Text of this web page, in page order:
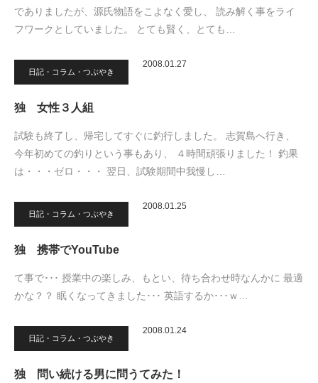
でありましたが、源氏物語をこよなく愛し、 読み解く事をライ
フワークとしていました。 とても賢く、とても…
日記・コラム・つぶやき
2008.01.27
独 女性３人組
試験も終了し、帰宅してすぐに釣行しました。 志賀島へ行き、
今年初めての釣りという事もあり、 ４時間頑張りました！ 釣果
は・・・ゼロ・・・ 翌日、試験期間中我慢し…
日記・コラム・つぶやき
2008.01.25
独 携帯でYouTube
て事で･･･ 授業中の楽しみ、もとい、待ち合わせ時なんかに 最適
かな？？ 眠くなってきました･･･ 英語するか･･･ｗ…
日記・コラム・つぶやき
2008.01.24
独 問い続ける男に問うてみた！